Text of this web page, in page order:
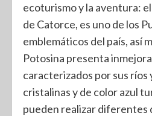
ecoturismo y la aventura:
de Catorce, es uno de los
emblemáticos del país, así
Potosina presenta
caracterizados por sus ríos
cristalinas y de color azul
pueden realizar diferentes